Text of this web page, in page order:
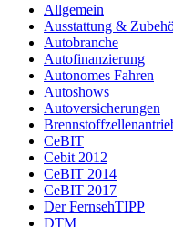
Allgemein
Ausstattung &
Autobranche
Autofinanzierung
Autonomes Fahren
Autoshows
Autoversicherungen
CeBIT
Cebit 2012
CeBIT 2014
CeBIT 2017
Der FernsehTIPP
DTM